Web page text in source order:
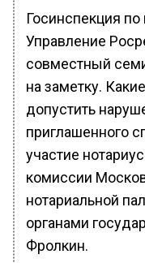
Госинспекция
Управление
совместный
на заметку.
допустить
приглашенного
участие
комиссии
нотариальной
органами
Фролкин.